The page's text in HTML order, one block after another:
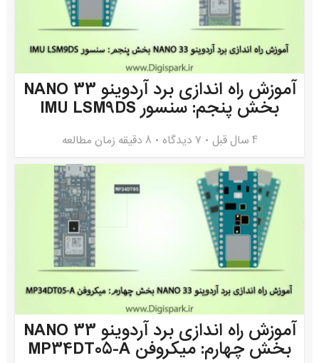
آموزش راه اندازی برد آردوینو NANO 33
بخش پنجم: سنسور IMU LSM9DS
4 سال قبل ۷ دیدگاه 8 دقیقه زمان مطالعه
آموزش راه اندازی برد آردوینو NANO 33
بخش چهارم: میکروفن MP34DT05-A